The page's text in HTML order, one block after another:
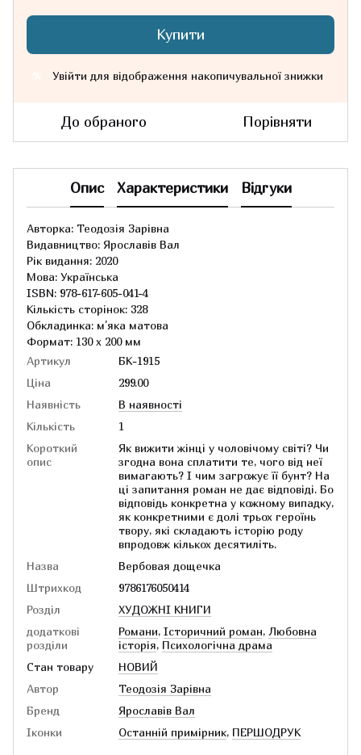
Купити
Увійти для відображення накопичувальної знижки
До обраного Порівняти
Опис Характеристики Відгуки
Авторка: Теодозія Зарівна
Видавництво: Ярославів Вал
Рік видання: 2020
Мова: Українська
ISBN: 978-617-605-041-4
Кількість сторінок: 328
Обкладинка: м'яка матова
Формат: 130 x 200 мм
Артикул
БК-1915
Ціна
299.00
Наявність
В наявності
Кількість
1
Короткий
опис
Як вижити жінці у чоловічому світі? Чи
згодна вона сплатити те, чого від неї
вимагають? І чим загрожує її бунт? На
ці запитання роман не дає відповіді. Бо
відповідь конкретна у кожному випадку,
як конкретними є долі трьох героїнь
твору, які складають історію роду
впродовж кількох десятиліть.
Назва
Вербовая дощечка
Штрихкод
9786176050414
Розділ
ХУДОЖНІ КНИГИ
додаткові
розділи
Романи, Історичний роман, Любовна
історія, Психологічна драма
Стан товару
НОВИЙ
Автор
Теодозія Зарівна
Бренд
Ярославів Вал
Іконки
Останній примірник, ПЕРШОДРУК